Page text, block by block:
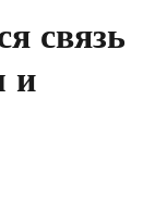
связь
и